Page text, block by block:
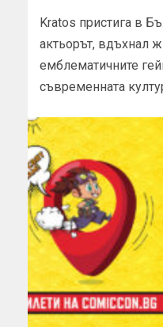
Kratos пристига в
актьорът, вдъхнал
емблематичните
съвременната